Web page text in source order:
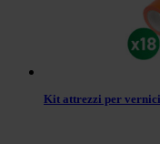
Kit attrezzi per